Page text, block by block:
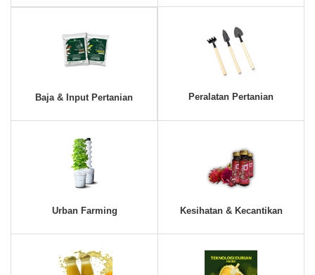
Baja & Input Pertanian Peralatan Pertanian
Urban Farming Kesihatan & Kecantikan